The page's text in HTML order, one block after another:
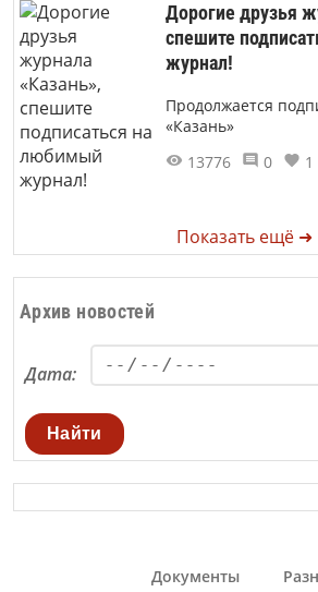
Дорогие друзья
спешите
журнал!
Продолжается
«Казань»
13776
0 1
Показать ещё ➜
Архив новостей
Дата:
Найти
Документы